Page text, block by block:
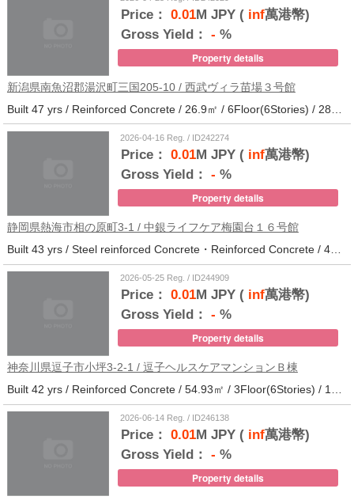
Price： 0.01M JPY (inf萬港幣)
Gross Yield： - %
Property details
新潟県南魚沼郡湯沢町三国205-10 / 西武ヴィラ苗場３号館
2026-04-16 Reg. / ID242274
Price： 0.01M JPY (inf萬港幣)
Gross Yield： - %
Property details
静岡県熱海市相の原町3-1 / 中銀ライフケア梅園台１６号館
Built 43 yrs / Steel reinforced Concrete・Reinforced Concrete / 44.37㎡ / 5Floor(14Stories) / 294Units / Distance from the station.25
2026-05-25 Reg. / ID244909
Price： 0.01M JPY (inf萬港幣)
Gross Yield： - %
Property details
神奈川県逗子市小坪3-2-1 / 逗子ヘルスケアマンションＢ棟
2026-06-14 Reg. / ID246138
Price： 0.01M JPY (inf萬港幣)
Gross Yield： - %
Property details